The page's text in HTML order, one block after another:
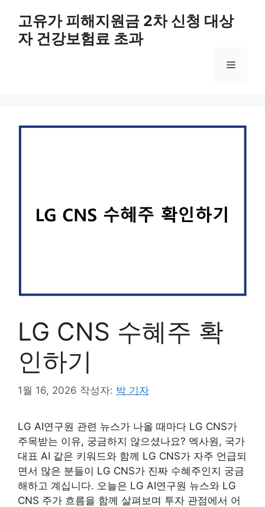
고유가 피해지원금 2차 신청 대상
자 건강보험료 초과
메
LG CNS 수혜주 확
인하기
1월 16, 2026 작성자: 박 기자
LG AI연구원 관련 뉴스가 나올 때마다 LG CNS가
주목받는 이유, 궁금하지 않으셨나요? 엑사원, 국가
대표 AI 같은 키워드와 함께 LG CNS가 자주 언급되
면서 많은 분들이 LG CNS가 진짜 수혜주인지 궁금
해하고 계십니다. 오늘은 LG AI연구원 뉴스와 LG
CNS 주가 흐름을 함께 살펴보며 투자 관점에서 어